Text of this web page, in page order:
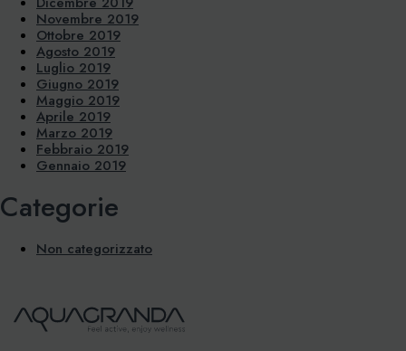
Novembre 2019
Ottobre 2019
Agosto 2019
Luglio 2019
Giugno 2019
Maggio 2019
Aprile 2019
Marzo 2019
Febbraio 2019
Gennaio 2019
Categorie
Non categorizzato